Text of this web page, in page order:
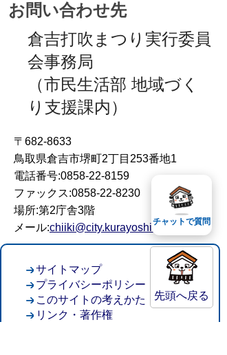
お問い合わせ先
倉吉打吹まつり実行委員
会事務局
（市民生活部 地域づく
り支援課内）
〒682-8633
鳥取県倉吉市堺町2丁目253番地1
電話番号:0858-22-8159
ファックス:0858-22-8230
場所:第2庁舎3階
メール:chiiki@city.kurayoshi.lg.jp
先頭へ戻る
サイトマップ
プライバシーポリシー
このサイトの考えかた
リンク・著作権
チャットで質問